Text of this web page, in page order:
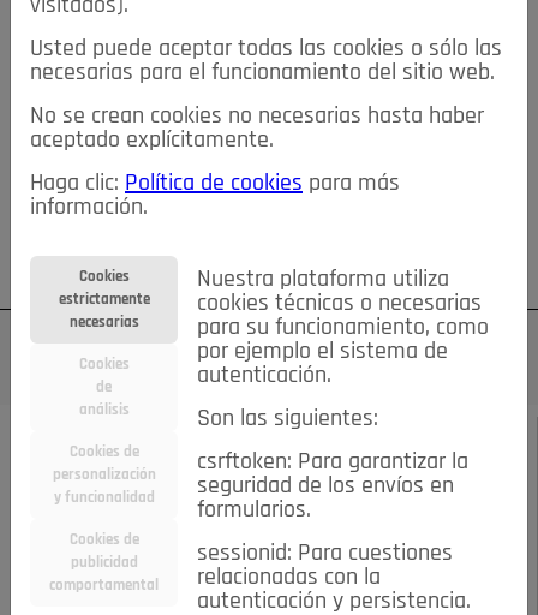
≡NOTICIAS
NOTICIAS SERVICIOS DE INTERÉS
TABLÓN DE ANUNCIOS MIS ANUNCIOS CONTACTO
NOSOTROS
Su cuenta Regístrese ¿Olvidó su contraseña?
FEBRERO DE 2023
¿QUÉ QUIERES SER DE
MAYOR?
visitados).
Usted puede aceptar todas las cookies o sólo las
necesarias para el funcionamiento del sitio web.
No se crean cookies no necesarias hasta haber
aceptado explícitamente.
Haga clic: Política de cookies para más
información.
Cookies
estrictamente
necesarias
Cookies
de
análisis
Cookies de
personalización
y funcionalidad
Cookies de
publicidad
comportamental
Nuestra plataforma utiliza
cookies técnicas o necesarias
para su funcionamiento, como
por ejemplo el sistema de
autenticación.
Son las siguientes:
csrftoken: Para garantizar la
seguridad de los envíos en
formularios.
sessionid: Para cuestiones
relacionadas con la
autenticación y persistencia.